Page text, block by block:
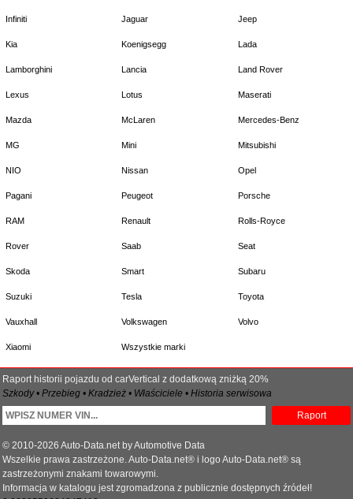
Infiniti Jaguar Jeep
Kia Koenigsegg Lada
Lamborghini Lancia Land Rover
Lexus Lotus Maserati
Mazda McLaren Mercedes-Benz
MG Mini Mitsubishi
NIO Nissan Opel
Pagani Peugeot Porsche
RAM Renault Rolls-Royce
Rover Saab Seat
Skoda Smart Subaru
Suzuki Tesla Toyota
Vauxhall Volkswagen Volvo
Xiaomi Wszystkie marki
Raport historii pojazdu od carVertical z dodatkową zniżką 20%
Szkody • Przebieg • Kradzież • Właściciele • Historia serwisowa
Raport
© 2010-2026 Auto-Data.net by Automotive Data
Wszelkie prawa zastrzeżone. Auto-Data.net® i logo Auto-Data.net® są
zastrzeżonymi znakami towarowymi.
Informacja w katalogu jest zgromadzona z publicznie dostępnych źródeł!